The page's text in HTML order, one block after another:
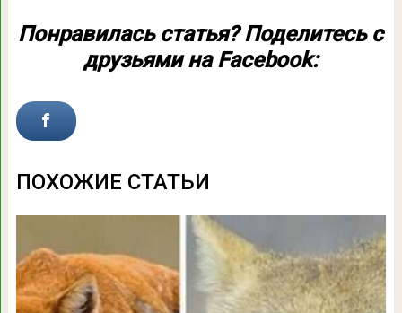
Понравилась статья? Поделитесь с
друзьями на Facebook:
ПОХОЖИЕ СТАТЬИ